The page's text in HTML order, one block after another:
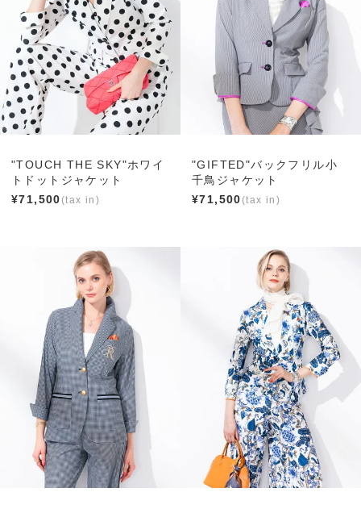
"TOUCH THE SKY"ホワイ
トドットジャケット
¥71,500
"GIFTED"バックフリル小
千鳥ジャケット
¥71,500